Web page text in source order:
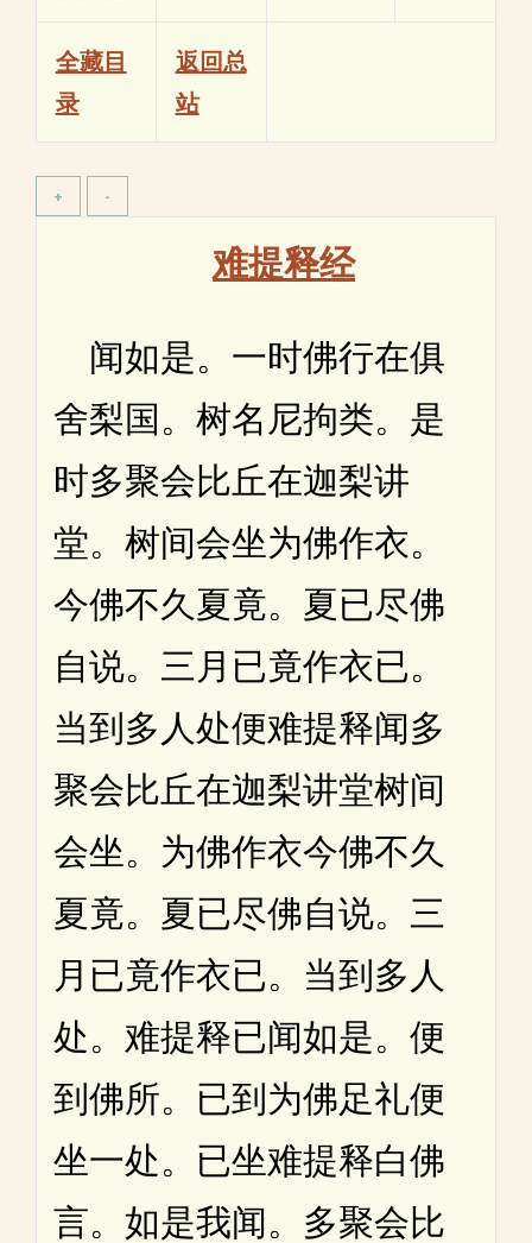
全藏目
录
返回总
站
难提释经
闻如是。一时佛行在俱
舍梨国。树名尼拘类。是
时多聚会比丘在迦梨讲
堂。树间会坐为佛作衣。
今佛不久夏竟。夏已尽佛
自说。三月已竟作衣已。
当到多人处便难提释闻多
聚会比丘在迦梨讲堂树间
会坐。为佛作衣今佛不久
夏竟。夏已尽佛自说。三
月已竟作衣已。当到多人
处。难提释已闻如是。便
到佛所。已到为佛足礼便
坐一处。已坐难提释白佛
言。如是我闻。多聚会比